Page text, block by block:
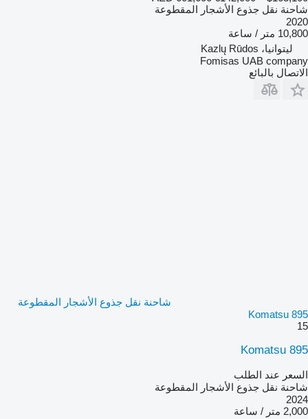
شاحنة نقل جذوع الأشجار المقطوعة
2020
10,800 متر / ساعة
ليتوانيا، Kazlų Rūdos
Fomisas UAB company
الاتصال بالبائع
شاحنة نقل جذوع الأشجار المقطوعة
Komatsu 895
15
Komatsu 895
السعر عند الطلب
شاحنة نقل جذوع الأشجار المقطوعة
2024
2,000 متر / ساعة